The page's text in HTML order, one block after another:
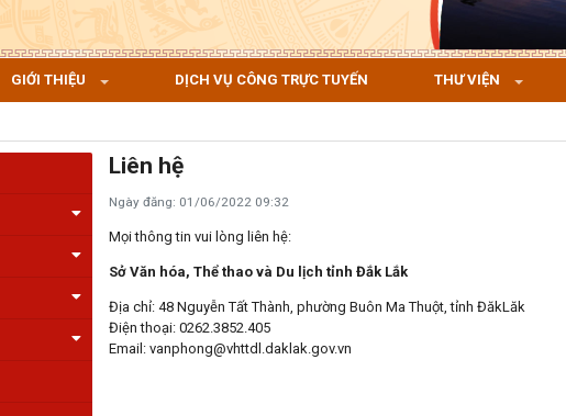
GIỚI THIỆU DỊCH VỤ CÔNG TRỰC TUYẾN THƯ VIỆN
Liên hệ
Ngày đăng: 01/06/2022 09:32
Mọi thông tin vui lòng liên hệ:
Sở Văn hóa, Thể thao và Du lịch tỉnh Đắk Lắk
Địa chỉ: 48 Nguyễn Tất Thành, phường Buôn Ma Thuột, tỉnh ĐăkLăk
Điện thoại: 0262.3852.405
Email: vanphong@vhttdl.daklak.gov.vn